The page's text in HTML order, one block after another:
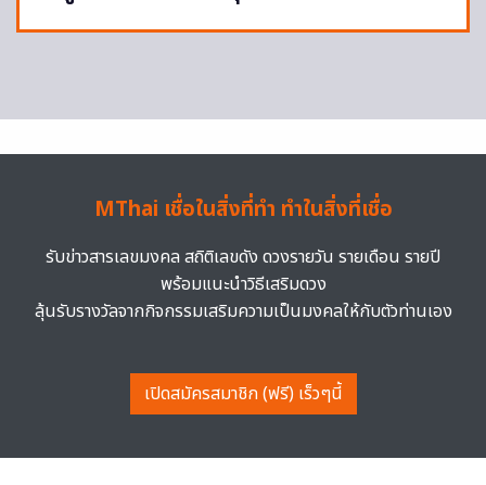
MThai เชื่อในสิ่งที่ทำ ทำในสิ่งที่เชื่อ
รับข่าวสารเลขมงคล สถิติเลขดัง ดวงรายวัน รายเดือน รายปี
พร้อมแนะนำวิธีเสริมดวง
ลุ้นรับรางวัลจากกิจกรรมเสริมความเป็นมงคลให้กับตัวท่านเอง
เปิดสมัครสมาชิก (ฟรี) เร็วๆนี้